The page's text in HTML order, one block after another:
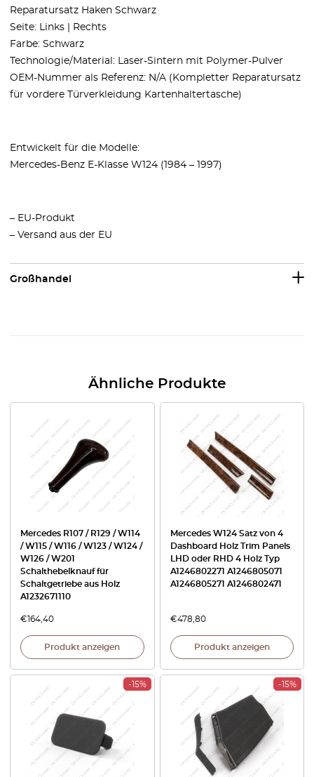
Reparatursatz Haken Schwarz
Seite: Links | Rechts
Farbe: Schwarz
Technologie/Material: Laser-Sintern mit Polymer-Pulver
OEM-Nummer als Referenz: N/A (Kompletter Reparatursatz
für vordere Türverkleidung Kartenhaltertasche)
Entwickelt für die Modelle:
Mercedes-Benz E-Klasse W124 (1984 – 1997)
– EU-Produkt
– Versand aus der EU
Großhandel
Ähnliche Produkte
Mercedes R107 / R129 / W114
/ W115 / W116 / W123 / W124 /
W126 / W201
Schalthebelknauf für
Schaltgetriebe aus Holz
A1232671110
€164,40
Produkt anzeigen
Mercedes W124 Satz von 4
Dashboard Holz Trim Panels
LHD oder RHD 4 Holz Typ
A1246802271 A1246805071
A1246805271 A1246802471
€478,80
Produkt anzeigen
-15% -15%